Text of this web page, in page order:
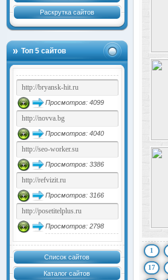
Раскрутка сайтов
Топ 5 сайтов
Просмотров: 4099
Просмотров: 4040
Просмотров: 3386
Просмотров: 3166
Просмотров: 2798
Список сайтов
Каталог сайтов
1
17